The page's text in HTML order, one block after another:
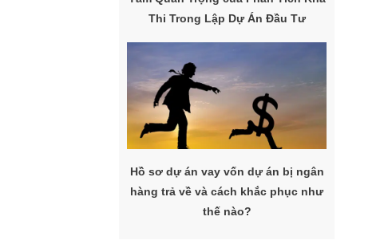
Thi Trong Lập Dự Án Đầu Tư
Hồ sơ dự án vay vốn dự án bị ngân
hàng trả về và cách khắc phục như
thế nào?